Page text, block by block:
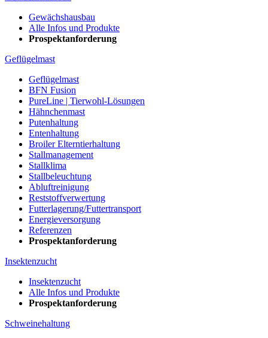
Gewächshausbau
Alle Infos und Produkte
Prospektanforderung
Geflügelmast
Geflügelmast
BFN Fusion
PureLine | Tierwohl-Lösungen
Hähnchenmast
Putenhaltung
Entenhaltung
Broiler Elterntierhaltung
Stallmanagement
Stallklima
Stallbeleuchtung
Abluftreinigung
Reststoffverwertung
Futterlagerung/Futtertransport
Energieversorgung
Referenzen
Prospektanforderung
Insektenzucht
Insektenzucht
Alle Infos und Produkte
Prospektanforderung
Schweinehaltung